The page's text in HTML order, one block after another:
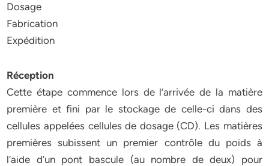
Dosage
Fabrication
Expédition
Réception
Cette étape commence lors de l’arrivée de la matière
première et fini par le stockage de celle-ci dans des
cellules appelées cellules de dosage (CD). Les matières
premières subissent un premier contrôle du poids à
l’aide d’un pont bascule (au nombre de deux) pour